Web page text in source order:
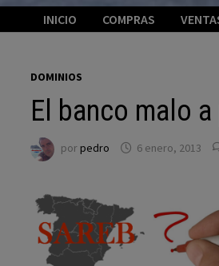
INICIO COMPRAS
DOMINIOS
El banco malo
porpedro 6 enero, 2013